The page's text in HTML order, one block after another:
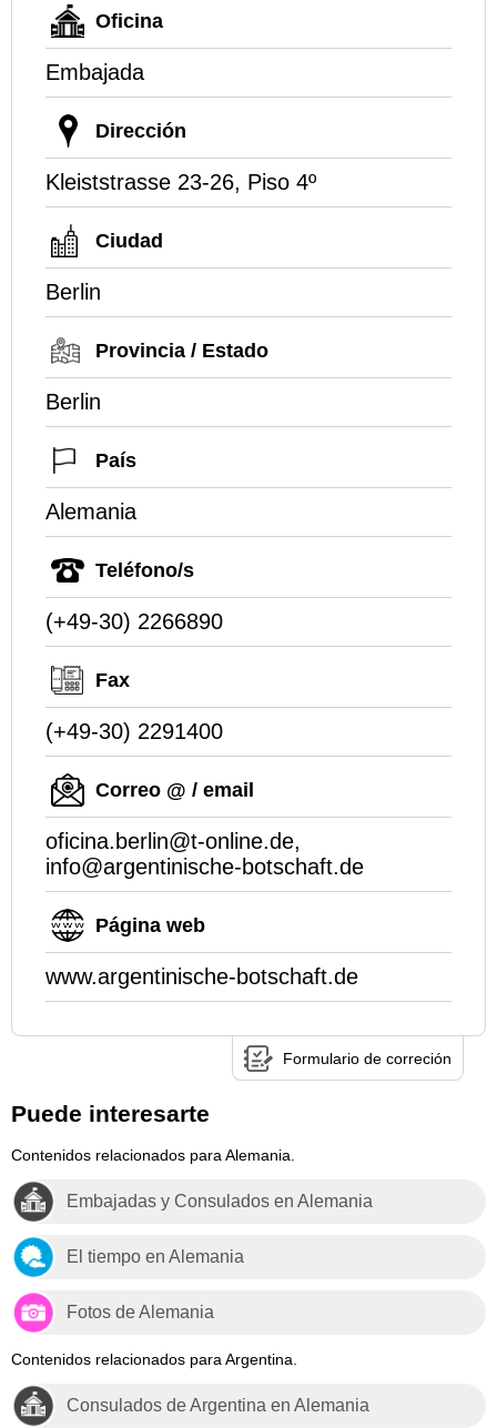
Oficina
Embajada
Dirección
Kleiststrasse 23-26, Piso 4º
Ciudad
Berlin
Provincia / Estado
Berlin
País
Alemania
Teléfono/s
(+49-30) 2266890
Fax
(+49-30) 2291400
Correo @ / email
oficina.berlin@t-online.de,
info@argentinische-botschaft.de
Página web
www.argentinische-botschaft.de
Formulario de correción
Puede interesarte
Contenidos relacionados para Alemania.
Embajadas y Consulados en Alemania
El tiempo en Alemania
Fotos de Alemania
Contenidos relacionados para Argentina.
Consulados de Argentina en Alemania